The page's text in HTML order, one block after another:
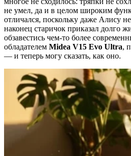
не умел, да и в целом широким
отличался, поскольку даже Алису
наконец старичок приказал долго
обзавестись чем-то более
обладателем Midea V15 Evo Ultra,
— и теперь могу сказать, как оно.